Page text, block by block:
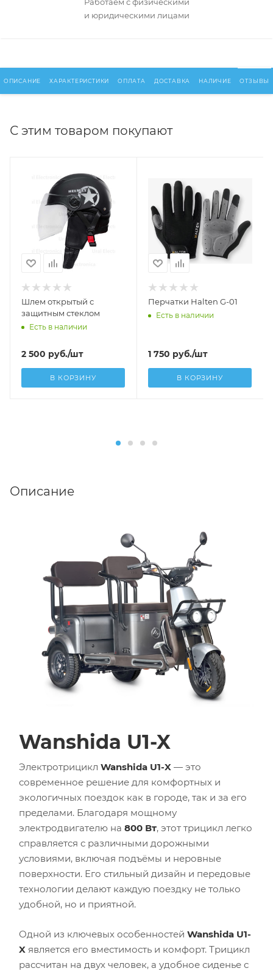
Работаем с физическими
и юридическими лицами
ОПИСАНИЕ ХАРАКТЕРИСТИКИ ОПЛАТА ДОСТАВКА НАЛИЧИЕ ОТЗЫВЫ
С этим товаром покупают
Шлем открытый с
защитным стеклом
Есть в наличии
2 500 руб./шт
В КОРЗИНУ
Перчатки Halten G-01
Есть в наличии
1 750 руб./шт
В КОРЗИНУ
Описание
Wanshida U1-X
Электротрицикл Wanshida U1-X — это
современное решение для комфортных и
экологичных поездок как в городе, так и за его
пределами. Благодаря мощному
электродвигателю на 800 Вт, этот трицикл легко
справляется с различными дорожными
условиями, включая подъёмы и неровные
поверхности. Его стильный дизайн и передовые
технологии делают каждую поездку не только
удобной, но и приятной.
Одной из ключевых особенностей Wanshida U1-
X является его вместимость и комфорт. Трицикл
рассчитан на двух человек, а удобное сиденье с